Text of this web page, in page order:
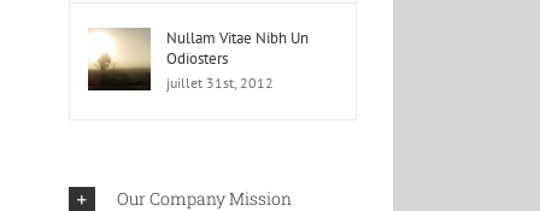
Nullam Vitae Nibh Un
Odiosters
juillet 31st, 2012
Our Company Mission